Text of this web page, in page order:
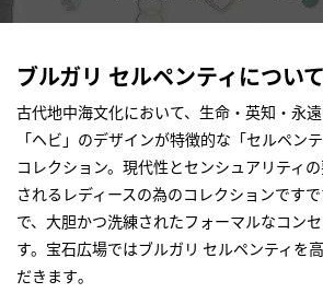
ブルガリ セルペンティについて
古代地中海文化において、生命・英知・永
「ヘビ」のデザインが特徴的な「セルペン
コレクション。現代性とセンシュアリティ
されるレディースの為のコレクションです
で、大胆かつ洗練されたフォーマルなコン
す。宝石広場ではブルガリ セルペンティを
だきます｡